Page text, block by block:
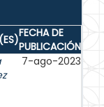
FECHA DE
PUBLICACIÓN
7-ago-2023